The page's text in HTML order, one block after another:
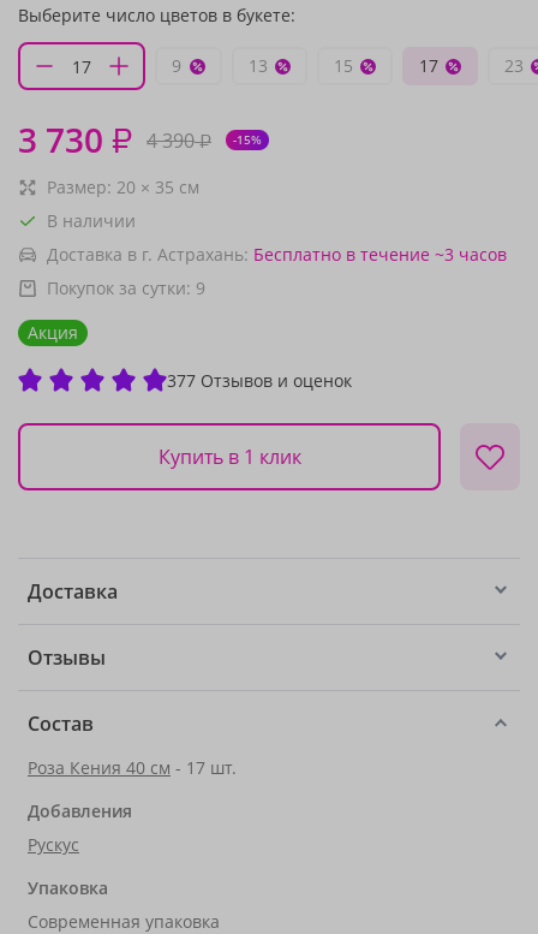
Выберите число цветов в букете:
9 13 15 17 23
3 730 ₽ 4 390₽ -15%
Размер: 20 × 35 см
В наличии
Доставка в г. Астрахань: Бесплатно в течение ~3 часов
Покупок за сутки: 9
Акция
377 Отзывов и оценок
Купить в 1 клик
Доставка
Отзывы
Состав
Роза Кения 40 см - 17 шт.
Добавления
Рускус
Упаковка
Современная упаковка